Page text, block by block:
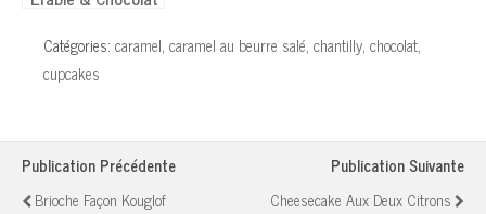
Sans œufs
Catégories: caramel, caramel au beurre salé, chantilly, chocolat,
cupcakes
Publication Précédente
Brioche Façon Kouglof
Publication Suivante
Cheesecake Aux Deux Citrons